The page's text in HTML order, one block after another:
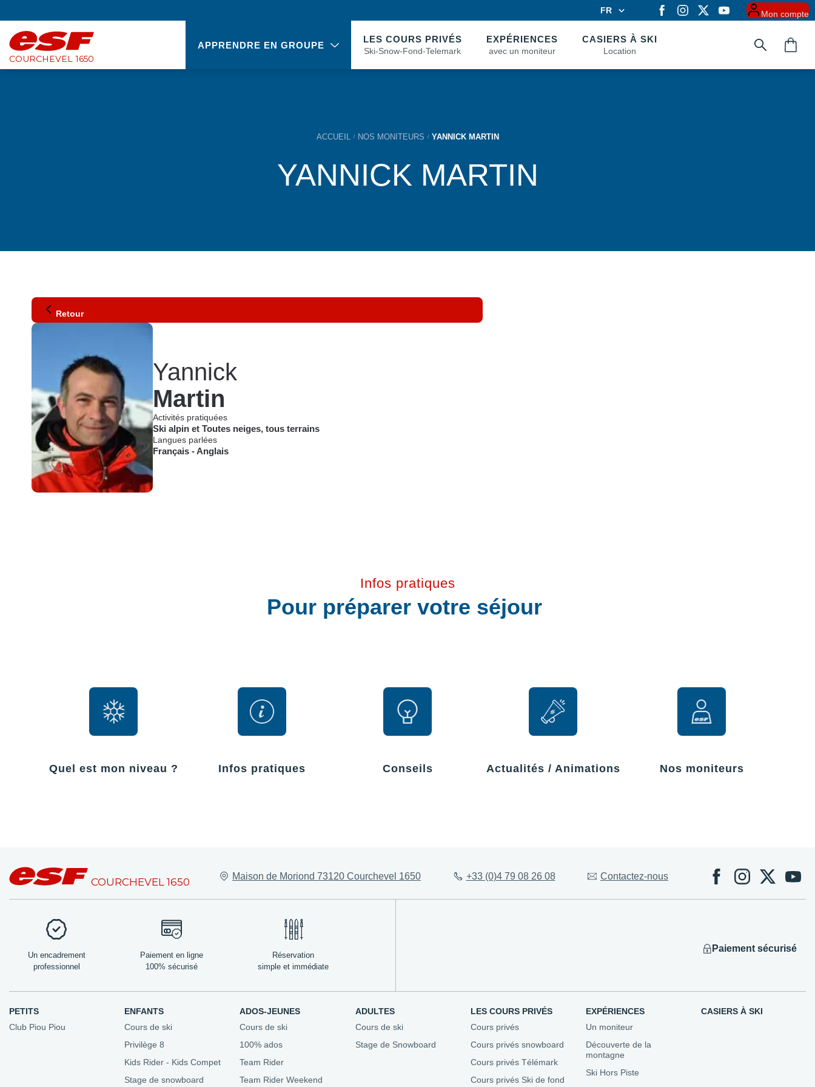
FR
EN
Mon compte
COURCHEVEL 1650
APPRENDRE EN GROUPE
LES COURS PRIVÉS
Ski-Snow-Fond-Telemark
EXPÉRIENCES
avec un moniteur
CASIERS À SKI
Location
ACCUEIL NOS MONITEURS YANNICK MARTIN
YANNICK MARTIN
Retour
Yannick
Martin
Activités pratiquées
Ski alpin et Toutes neiges, tous terrains
Langues parlées
Français -Anglais
Infos pratiques
Pour préparer votre séjour
Quel est mon niveau ? Infos pratiques
Nos bureaux
Les amis de l'esf
Conseils
Conseils aux parents
Assurez-vous
Actualités / Animations
Stades & Competitions
Bons plans
Nos moniteurs
COURCHEVEL 1650 Maison de Moriond 73120 Courchevel 1650 +33 (0)4 79 08 26 08 Contactez-nous
Un encadrement
professionnel
Paiement en ligne
100% sécurisé
Réservation
simple et immédiate
Paiement sécurisé
PETITS
Club Piou Piou
ENFANTS
Cours de ski
Privilège 8
Kids Rider - Kids Compet
Stage de snowboard
ADOS-JEUNES
Cours de ski
100% ados
Team Rider
Team Rider Weekend
ADULTES
Cours de ski
Stage de Snowboard
LES COURS PRIVÉS
Cours privés
Cours privés snowboard
Cours privés Télémark
Cours privés Ski de fond
EXPÉRIENCES
Un moniteur
Découverte de la
montagne
Ski Hors Piste
CASIERS À SKI